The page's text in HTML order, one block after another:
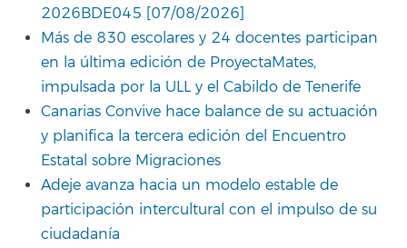
2026BDE045 [07/08/2026]
Más de 830 escolares y 24 docentes participan
en la última edición de ProyectaMates,
impulsada por la ULL y el Cabildo de Tenerife
Canarias Convive hace balance de su actuación
y planifica la tercera edición del Encuentro
Estatal sobre Migraciones
Adeje avanza hacia un modelo estable de
participación intercultural con el impulso de su
ciudadanía